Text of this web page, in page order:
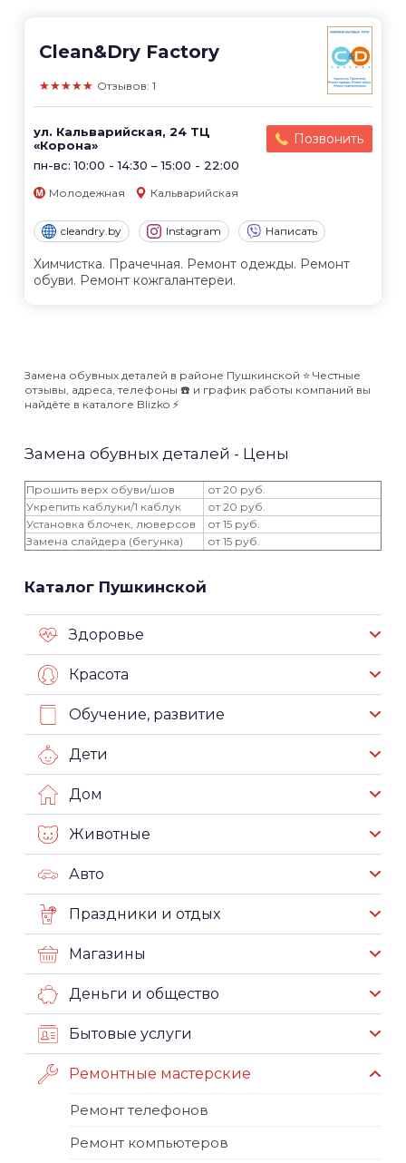
Clean&Dry Factory
★★★★★ Отзывов: 1
ул. Кальварийская, 24 ТЦ
«Корона»
пн-вс: 10:00 - 14:30 – 15:00 - 22:00
Позвонить
Молодежная Кальварийская
cleandry.by Instagram Написать
Химчистка. Прачечная. Ремонт одежды. Ремонт
обуви. Ремонт кожгалантереи.
Замена обувных деталей в районе Пушкинской ⭐️ Честные
отзывы, адреса, телефоны ☎️ и график работы компаний вы
найдёте в каталоге Blizko ⚡️
Замена обувных деталей - Цены
Прошить верх обуви/шов
от 20 руб.
Укрепить каблуки/1 каблук
от 20 руб.
Установка блочек, люверсов
от 15 руб.
Замена слайдера (бегунка)
от 15 руб.
Каталог Пушкинской
Здоровье
Красота
Обучение, развитие
Дети
Дом
Животные
Авто
Праздники и отдых
Магазины
Деньги и общество
Бытовые услуги
Ремонтные мастерские
Ремонт телефонов
Ремонт компьютеров